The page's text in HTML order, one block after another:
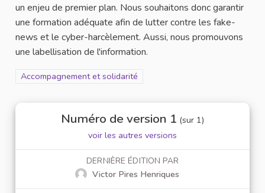
un enjeu de premier plan. Nous souhaitons donc garantir
une formation adéquate afin de lutter contre les fake-
news et le cyber-harcèlement. Aussi, nous promouvons
une labellisation de l'information.
Filtrer les résultats de la catégorie : Accompagnement et
Accompagnement et solidarité
Numéro de version 1 (sur 1)
voir les autres versions
DERNIÈRE ÉDITION PAR
Victor Pires Henriques